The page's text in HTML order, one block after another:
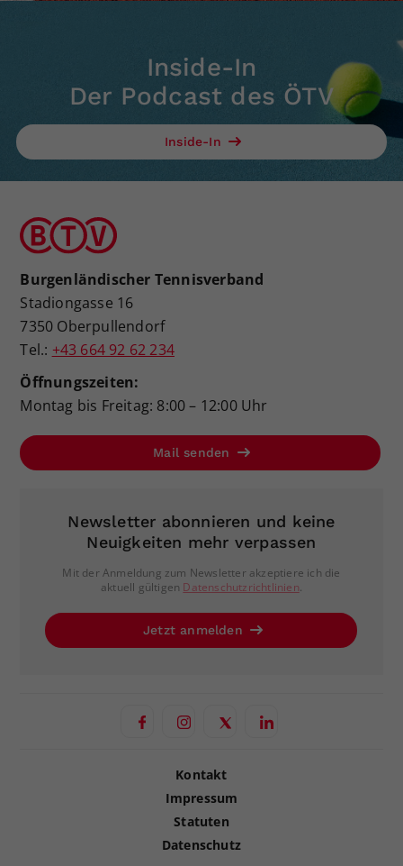
Inside-In
Der Podcast des ÖTV
Inside-In
Burgenländischer Tennisverband
Stadiongasse 16
7350 Oberpullendorf
Tel.: +43 664 92 62 234
Öffnungszeiten:
Montag bis Freitag: 8:00 – 12:00 Uhr
Mail senden
Newsletter abonnieren und keine
Neuigkeiten mehr verpassen
Mit der Anmeldung zum Newsletter akzeptiere ich die
aktuell gültigen Datenschutzrichtlinien.
Jetzt anmelden
Kontakt
Impressum
Statuten
Datenschutz